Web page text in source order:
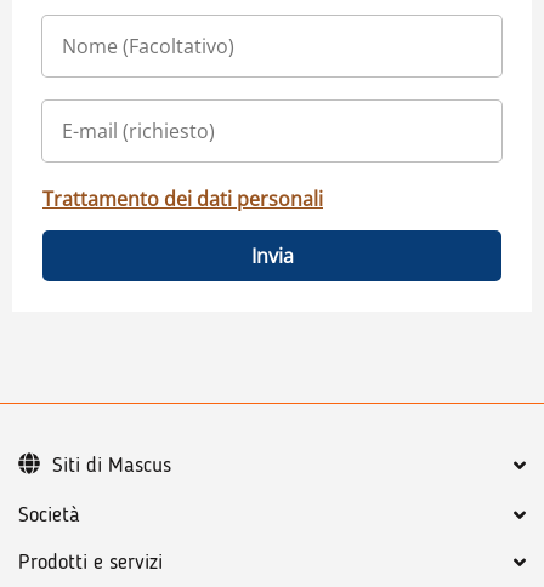
Trattamento dei dati personali
Invia
Società
Prodotti e servizi
Siti di Mascus